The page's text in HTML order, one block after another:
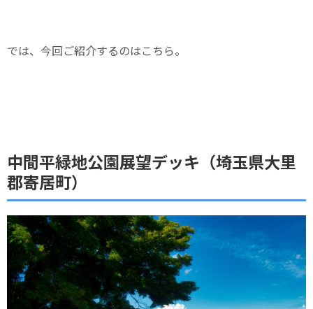
では、今回ご紹介するのはこちら。
中間平緑地公園展望デッキ（埼玉県大里
郡寄居町）